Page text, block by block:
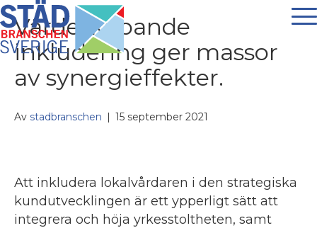
Värdeskapande
inkludering ger massor
av synergieffekter.
Av stadbranschen | 15 september 2021
Att inkludera lokalvårdaren i den strategiska
kundutvecklingen är ett ypperligt sätt att
integrera och höja yrkesstoltheten, samt